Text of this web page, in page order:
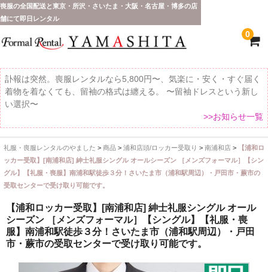
喪服の全国配送と東京・所沢・さいたま・大阪・名古屋・博多の店
舗にて即日レンタル
0
訃報は突然。喪服レンタルなら5,800円〜、気楽に・安く・すぐ届く
着物を着なくても、留袖の格式は纏える。 〜留袖ドレスという新し
い選択〜
>>お知らせ一覧
ホーム
全 国 配 送
受取り場所が選べます
東京即日バイク便
礼服・喪服レンタルのやました > 商品> 浦和店頭/ロッカー受取り > 南浦和店>
【浦和ロ
ッカー受取】[南浦和店] 紳士礼服シングル オールシーズン ［メンズフォーマル］【シン
グル】【礼服・喪服】南浦和駅徒歩３分！さいたま市（浦和駅周辺）・戸田市・蕨市の
受取センターで受け取り可能です。
【浦和ロッカー受取】[南浦和店] 紳士礼服シングル オール
シーズン ［メンズフォーマル］【シングル】【礼服・喪
服】南浦和駅徒歩３分！さいたま市（浦和駅周辺）・戸田
市・蕨市の受取センターで受け取り可能です。